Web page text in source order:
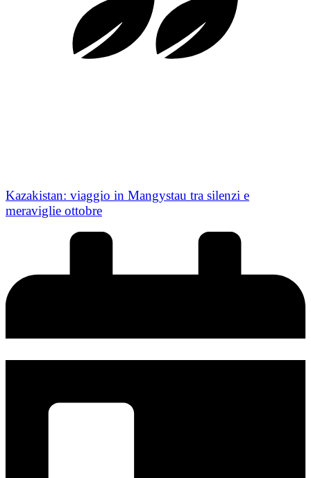
Kazakistan: viaggio in Mangystau tra silenzi e
meraviglie ottobre